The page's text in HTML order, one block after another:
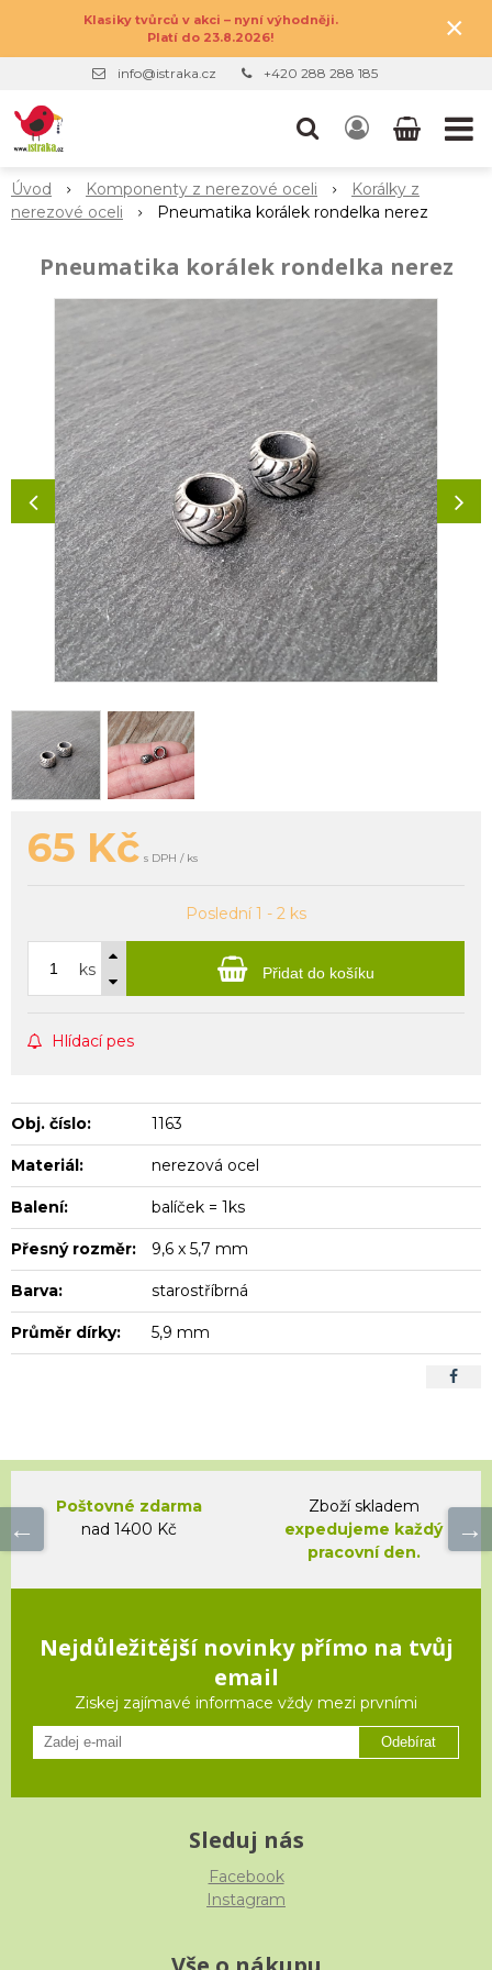
Klasiky tvůrců v akci – nyní výhodněji.
Platí do 23.8.2026!
×
info@istraka.cz +420 288 288 185
Úvod Komponenty z nerezové oceli
Korálky z
nerezové oceli
Pneumatika korálek rondelka nerez
Pneumatika korálek rondelka nerez
65 Kč s DPH / ks
Poslední 1 - 2 ks
ks Přidat do košíku
Hlídací pes
Obj. číslo: 1163
Materiál: nerezová ocel
Balení: balíček = 1ks
Přesný rozměr: 9,6 x 5,7 mm
Barva: starostříbrná
Průměr dírky: 5,9 mm
Poštovné zdarma
nad 1400 Kč
Zboží skladem
expedujeme každý
pracovní den.
Nejdůležitější novinky přímo na tvůj
email
Ziskej zajímavé informace vždy mezi prvními
Odebírat
Sleduj nás
Facebook
Instagram